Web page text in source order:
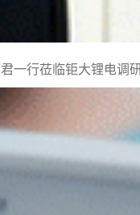
一行莅临钜大锂电调